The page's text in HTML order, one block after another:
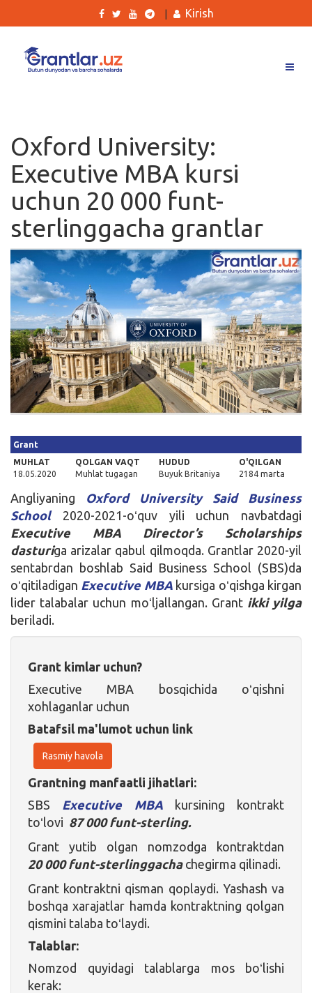
Ishlar
Kurslar
Blog
Yana
Qidirish
Kirish
Kirish
Oxford University:
Executive MBA kursi
uchun 20 000 funt-
sterlinggacha grantlar
Grant
MUHLAT
18.05.2020
QOLGAN VAQT
Muhlat tugagan
HUDUD
Buyuk Britaniya
O'QILGAN
2184 marta
Angliyaning Oxford University Said Business
School2020-2021-oʻquv yili uchun navbatdagi
Executive MBA Director’s Scholarships
dasturiga arizalar qabul qilmoqda. Grantlar 2020-yil
sentabrdan boshlab Said Business School (SBS)da
oʻqitiladigan Executive MBAkursiga oʻqishga kirgan
lider talabalar uchun moʻljallangan. Grant ikki yilga
beriladi.
Grant kimlar uchun?
Executive MBA bosqichida oʻqishni
xohlaganlar uchun
Batafsil ma'lumot uchun link
Rasmiy havola
Grantning manfaatli jihatlari:
SBS Executive MBAkursining kontrakt
toʻlovi 87 000 funt-sterling.
Grant yutib olgan nomzodga kontraktdan
20 000 funt-sterlinggachachegirma qilinadi.
Grant kontraktni qisman qoplaydi. Yashash va
boshqa xarajatlar hamda kontraktning qolgan
qismini talaba toʻlaydi.
Talablar:
Nomzod quyidagi talablarga mos boʻlishi
kerak: